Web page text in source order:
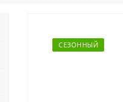
СЕЗОННЫЙ